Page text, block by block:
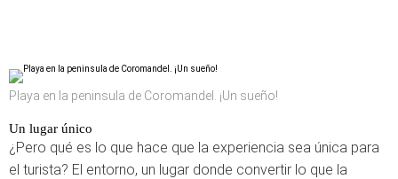
Playa en la peninsula de Coromandel. ¡Un sueño!
Un lugar único
¿Pero qué es lo que hace que la experiencia sea única para
el turista? El entorno, un lugar donde convertir lo que la